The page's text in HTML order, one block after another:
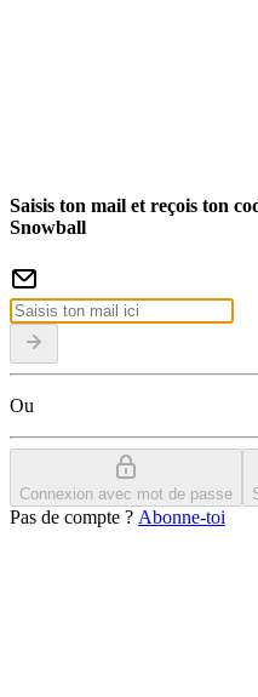
Saisis ton mail et reçois ton
Snowball
Ou
Connexion avec mot de passe
Pas de compte ? Abonne-toi